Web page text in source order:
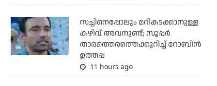
സച്ചിനെപ്പോലും മറികടക്കാനുള്ള
കഴിവ് അവനുണ്ട്; സൂപ്പര്‍
താരത്തെരത്തെക്കുറിച്ച് റോബിന്‍
ഉത്തപ്പ
11 hours ago